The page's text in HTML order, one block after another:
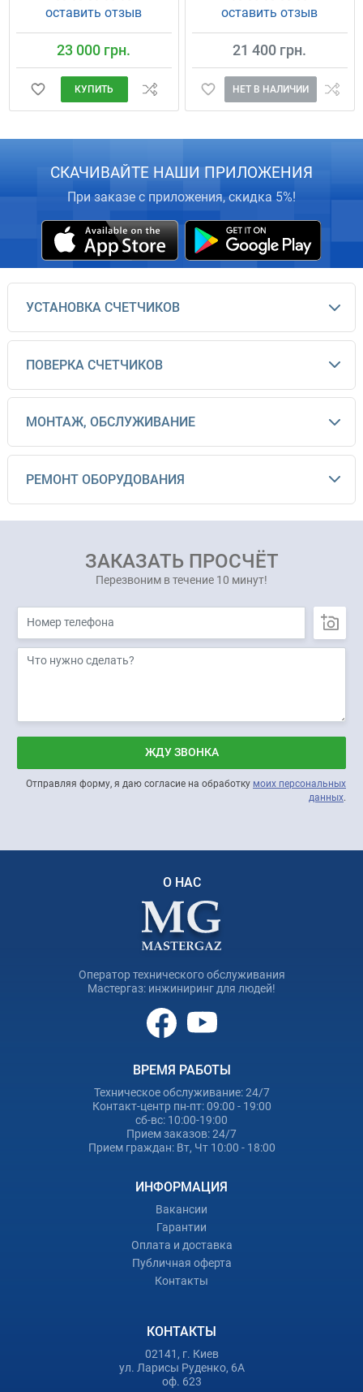
оставить отзыв
23 000 грн.
КУПИТЬ
оставить отзыв
21 400 грн.
НЕТ В НАЛИЧИИ
СКАЧИВАЙТЕ НАШИ ПРИЛОЖЕНИЯ
При заказе с приложения, скидка 5%!
УСТАНОВКА СЧЕТЧИКОВ
ПОВЕРКА СЧЕТЧИКОВ
МОНТАЖ, ОБСЛУЖИВАНИЕ
РЕМОНТ ОБОРУДОВАНИЯ
ЗАКАЗАТЬ ПРОСЧЁТ
Перезвоним в течение 10 минут!
ЖДУ ЗВОНКА
Отправляя форму, я даю согласие на обработку моих персональных
данных.
О НАС
Оператор технического обслуживания
Мастергаз: инжиниринг для людей!
ВРЕМЯ РАБОТЫ
Техническое обслуживание: 24/7
Контакт-центр пн-пт: 09:00 - 19:00
сб-вс: 10:00-19:00
Прием заказов: 24/7
Прием граждан: Вт, Чт 10:00 - 18:00
ИНФОРМАЦИЯ
Вакансии
Гарантии
Оплата и доставка
Публичная оферта
Контакты
КОНТАКТЫ
02141, г. Киев
ул. Ларисы Руденко, 6А
оф. 623